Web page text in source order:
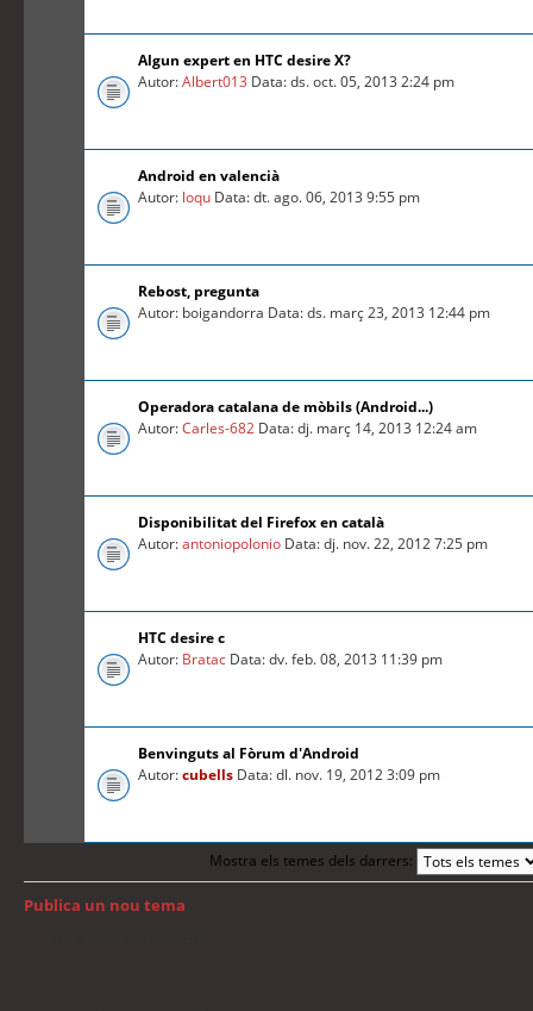
Algun expert en HTC desire X?
Autor:Albert013 Data: ds. oct. 05, 2013 2:24 pm
Android en valencià
Autor: loqu Data: dt. ago. 06, 2013 9:55 pm
Rebost, pregunta
Autor: boigandorra Data: ds. març 23, 2013 12:44 pm
Operadora catalana de mòbils (Android...)
Autor:Carles-682 Data: dj. març 14, 2013 12:24 am
Disponibilitat del Firefox en català
Autor:antoniopolonio Data: dj. nov. 22, 2012 7:25 pm
HTC desire c
Autor: Bratac Data: dv. feb. 08, 2013 11:39 pm
Benvinguts al Fòrum d'Android
Autor:cubells Data: dl. nov. 19, 2012 3:09 pm
Mostra els temes dels darrers:
Publica un nou tema